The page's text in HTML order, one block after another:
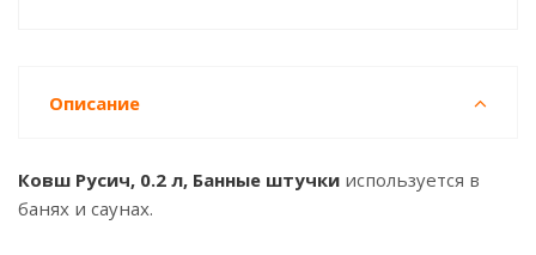
Описание
Ковш Русич, 0.2 л, Банные штучки используется в
банях и саунах.